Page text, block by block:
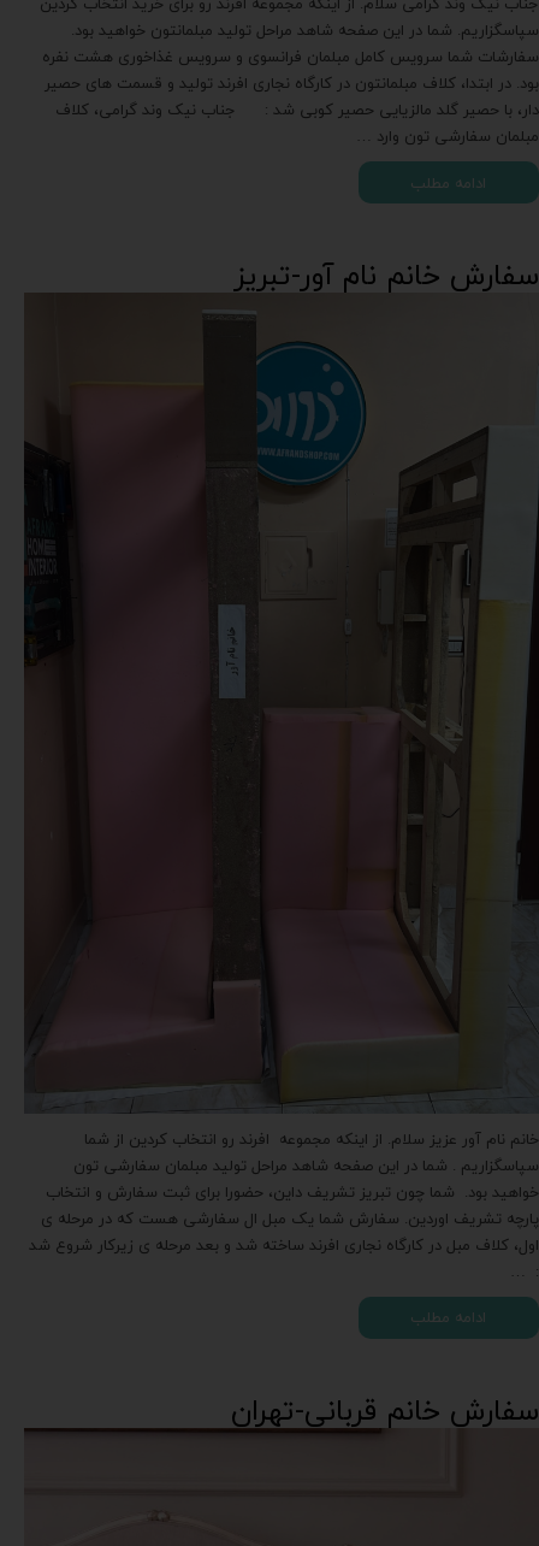
سپاسگزاریم. شما در این صفحه شاهد مراحل تولید مبلمانتون خواهید بود.
سفارشات شما سرویس کامل مبلمان فرانسوی و سرویس غذاخوری هشت نفره
بود. در ابتدا، کلاف مبلمانتون در کارگاه نجاری افرند تولید و قسمت های حصیر
دار، با حصیر گلد مالزیایی حصیر کوبی شد : جناب نیک وند گرامی، کلاف
مبلمان سفارشی تون وارد …
ادامه مطلب
سفارش خانم نام آور-تبریز
خانم نام آور عزیز سلام. از اینکه مجموعه افرند رو انتخاب کردین از شما
سپاسگزاریم . شما در این صفحه شاهد مراحل تولید مبلمان سفارشی تون
خواهید بود. شما چون تبریز تشریف داین، حضورا برای ثبت سفارش و انتخاب
پارچه تشریف اوردین. سفارش شما یک مبل ال سفارشی هست که در مرحله ی
اول، کلاف مبل در کارگاه نجاری افرند ساخته شد و بعد مرحله ی زیرکار شروع شد
: …
ادامه مطلب
سفارش خانم قربانی-تهران